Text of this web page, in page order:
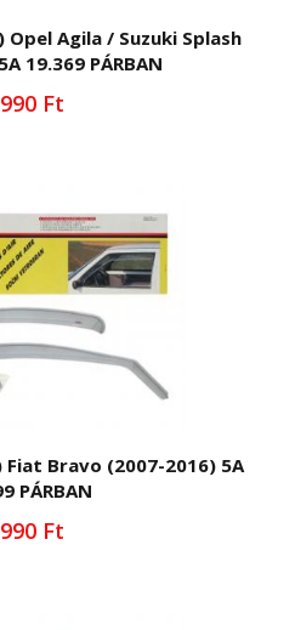
Agila / Suzuki Splash
19.369 PÁRBAN
Ft
Bravo (2007-2016) 5A
PÁRBAN
Ft